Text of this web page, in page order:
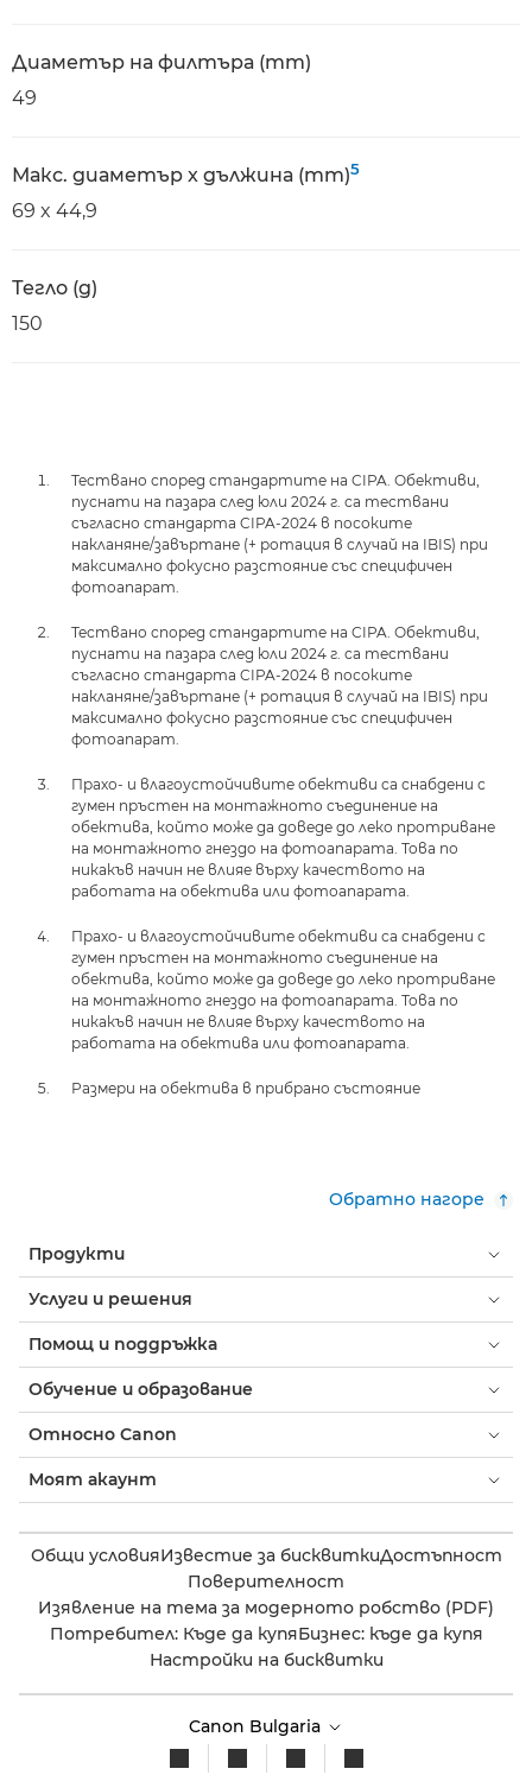
Диаметър на филтъра (mm)
49
Макс. диаметър x дължина (mm)5
69 x 44,9
Тегло (g)
150
Тествано според стандартите на CIPA. Обективи,
пуснати на пазара след юли 2024 г. са тествани
съгласно стандарта CIPA-2024 в посоките
накланяне/завъртане (+ ротация в случай на IBIS) при
максимално фокусно разстояние със специфичен
фотоапарат.
Тествано според стандартите на CIPA. Обективи,
пуснати на пазара след юли 2024 г. са тествани
съгласно стандарта CIPA-2024 в посоките
накланяне/завъртане (+ ротация в случай на IBIS) при
максимално фокусно разстояние със специфичен
фотоапарат.
Прахо- и влагоустойчивите обективи са снабдени с
гумен пръстен на монтажното съединение на
обектива, който може да доведе до леко протриване
на монтажното гнездо на фотоапарата. Това по
никакъв начин не влияе върху качеството на
работата на обектива или фотоапарата.
Прахо- и влагоустойчивите обективи са снабдени с
гумен пръстен на монтажното съединение на
обектива, който може да доведе до леко протриване
на монтажното гнездо на фотоапарата. Това по
никакъв начин не влияе върху качеството на
работата на обектива или фотоапарата.
Размери на обектива в прибрано състояние
Обратно нагоре
Продукти
Услуги и решения
Помощ и поддръжка
Обучение и образование
Относно Canon
Моят акаунт
Общи условияИзвестие за бисквиткиДостъпност
Поверителност
Изявление на тема за модерното робство (PDF)
Потребител: Къде да купяБизнес: къде да купя
Настройки на бисквитки
Canon Bulgaria